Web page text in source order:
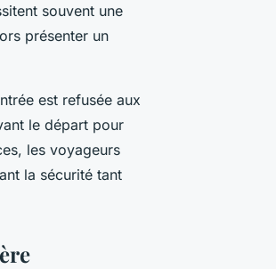
souvent une
présenter un
est refusée aux
le départ pour
les voyageurs
la sécurité tant